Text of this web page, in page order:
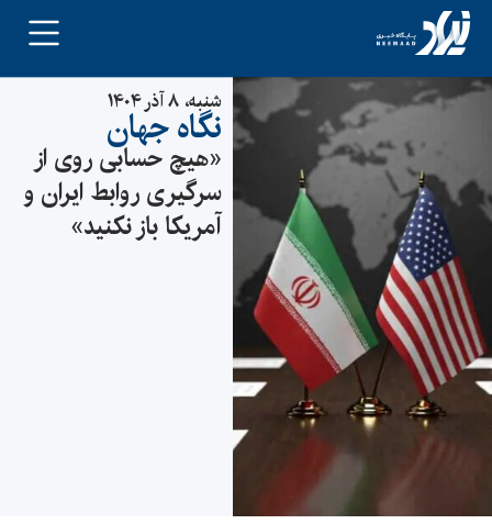
شنبه، ۸ آذر ۱۴۰۴
نگاه جهان
«هیچ حسابی روی از
سرگیری روابط ایران و
آمریکا باز نکنید»